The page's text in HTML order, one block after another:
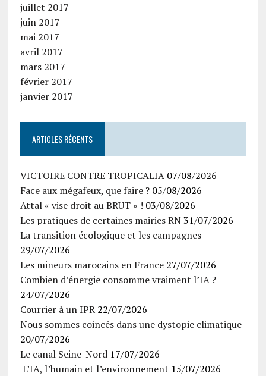
juillet 2017
juin 2017
mai 2017
avril 2017
mars 2017
février 2017
janvier 2017
ARTICLES RÉCENTS
VICTOIRE CONTRE TROPICALIA 07/08/2026
Face aux mégafeux, que faire ? 05/08/2026
Attal « vise droit au BRUT » ! 03/08/2026
Les pratiques de certaines mairies RN 31/07/2026
La transition écologique et les campagnes
29/07/2026
Les mineurs marocains en France 27/07/2026
Combien d’énergie consomme vraiment l’IA ?
24/07/2026
Courrier à un IPR 22/07/2026
Nous sommes coincés dans une dystopie climatique
20/07/2026
Le canal Seine-Nord 17/07/2026
L’IA, l’humain et l’environnement 15/07/2026